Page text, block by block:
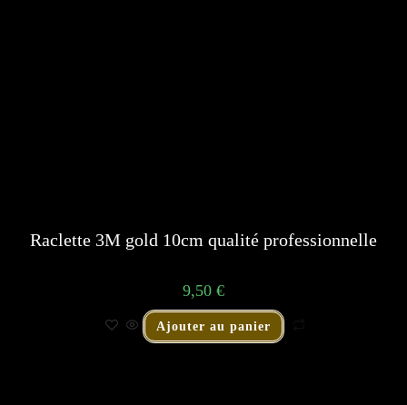
Raclette 3M gold 10cm qualité professionnelle
9,50 €
Ajouter au panier